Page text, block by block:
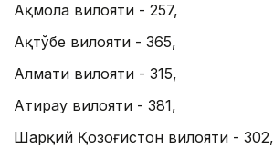
Ақмола вилояти - 257,
Ақтўбе вилояти - 365,
Алмати вилояти - 315,
Атирау вилояти - 381,
Шарқий Қозоғистон вилояти - 302,